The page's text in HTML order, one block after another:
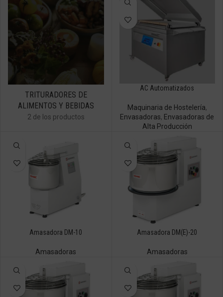
TRITURADORES DE
ALIMENTOS Y BEBIDAS
2 de los productos
AC Automatizados
Maquinaria de Hostelería,
Envasadoras, Envasadoras de
Alta Producción
Amasadora DM-10
Amasadoras
Amasadora DM(E)-20
Amasadoras